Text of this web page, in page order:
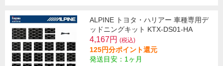
ALPINE トヨタ・ハリアー 車種専用デ
ッドニングキット KTX-DS01-HA
4,167円 (税込)
125円分ポイント還元
発送目安：1ヶ月